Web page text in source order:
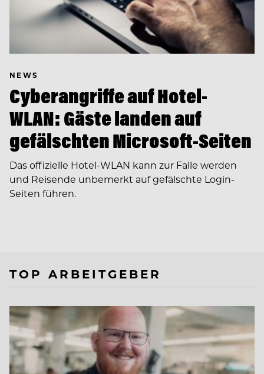
NEWS
Cyberangriffe auf Hotel-
WLAN: Gäste landen auf
gefälschten Microsoft-Seiten
Das offizielle Hotel-WLAN kann zur Falle werden
und Reisende unbemerkt auf gefälschte Login-
Seiten führen.
TOP ARBEITGEBER